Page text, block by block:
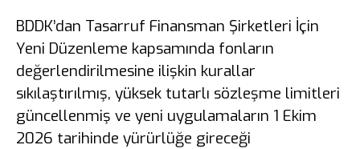
BDDK’dan Tasarruf Finansman Şirketleri İçin
Yeni Düzenleme kapsamında fonların
değerlendirilmesine ilişkin kurallar
sıkılaştırılmış, yüksek tutarlı sözleşme limitleri
güncellenmiş ve yeni uygulamaların 1 Ekim
2026 tarihinde yürürlüğe gireceği